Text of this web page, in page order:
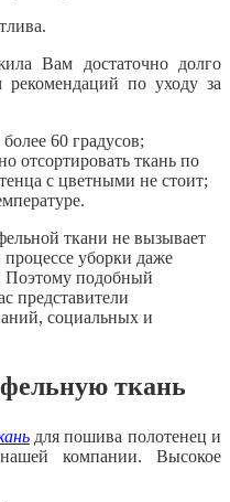
Вам достаточно долго
по уходу за
60 градусов;
отсортировать ткань по
с цветными не стоит;
ткани не вызывает
уборки даже
Поэтому подобный
представители
социальных и
ткань
для пошива полотенец и
компании. Высокое